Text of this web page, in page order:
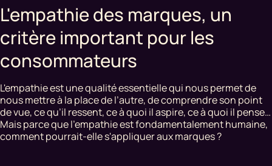
L'empathie des marques, un
critère important pour les
consommateurs
L'empathie est une qualité essentielle qui nous permet de
nous mettre à la place de l’autre, de comprendre son point
de vue, ce qu’il ressent, ce à quoi il aspire, ce à quoi il pense…
Mais parce que l’empathie est fondamentalement humaine,
comment pourrait-elle s'appliquer aux marques ?